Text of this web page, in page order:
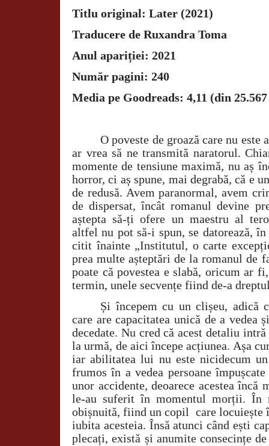
Titlu original: Later (2021)
Traducere de Ruxandra Toma
Anul apariției: 2021
Număr pagini: 240
Media pe Goodreads: 4,11 (din
O poveste de groază care nu este
ar vrea să ne transmită naratorul.
momente de tensiune maximă, nu aș
horror, ci aș spune, mai degrabă, că e
de redusă. Avem paranormal, avem
de dispersat, încât romanul devine
aștepta să-ți ofere un maestru al
altfel nu pot să-i spun, se datorează,
citit înainte „Institutul, o carte
prea multe așteptări de la romanul de
poate că povestea e slabă, oricum ar
termin, unele secvențe fiind de-a
Și începem cu un clișeu, adică
care are capacitatea unică de a vedea
decedate. Nu cred că acest detaliu
la urmă, de aici începe acțiunea. Așa
iar abilitatea lui nu este nicidecum
frumos în a vedea persoane
unor accidente, deoarece acestea încă
le-au suferit în momentul morții. În
obișnuită, fiind un copil care locuiește
iubita acesteia. Însă atunci când ești
plecați, există și anumite consecințe